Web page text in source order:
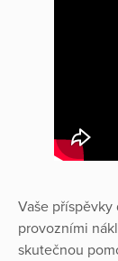
Vaše
provozními
skutečnou